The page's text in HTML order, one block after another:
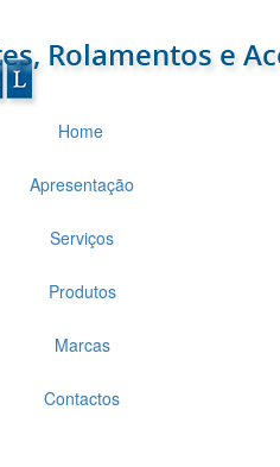
Home
Apresentação
Serviços
Produtos
Marcas
Contactos